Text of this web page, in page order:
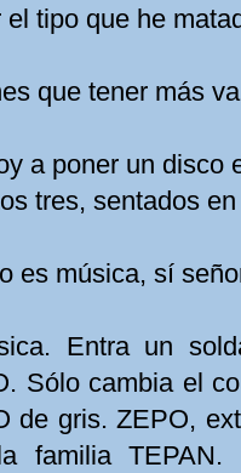
tipo que he
que tener más
a poner un disco
tres, sentados
es música, sí
Entra un
Sólo cambia el
de gris. ZEPO,
familia TEPAN.